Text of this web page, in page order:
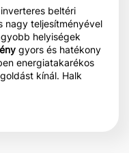
inverteres beltéri
nagy teljesítményével
helyiségek
gyors és hatékony
energiatakarékos
kínál. Halk
tiszta, friss levegőt